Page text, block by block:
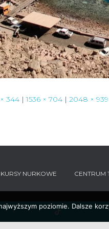
344 | 1536 × 704 | 2048 × 939
KURSY NURKOWE CENTRUM
poziomie. Dalsze